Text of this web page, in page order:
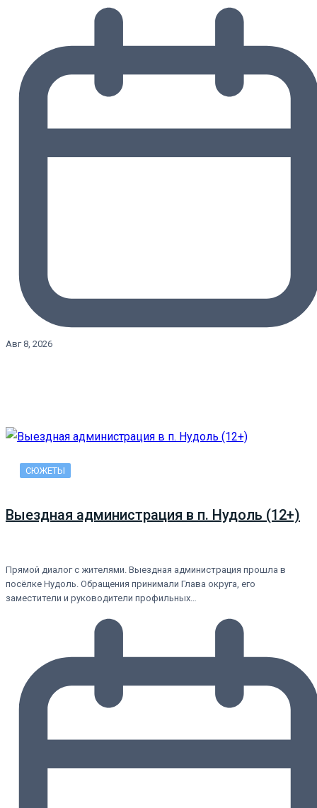
Авг 8, 2026
СЮЖЕТЫ
Выездная администрация в п. Нудоль (12+)
Прямой диалог с жителями. Выездная администрация прошла в
посёлке Нудоль. Обращения принимали Глава округа, его
заместители и руководители профильных…